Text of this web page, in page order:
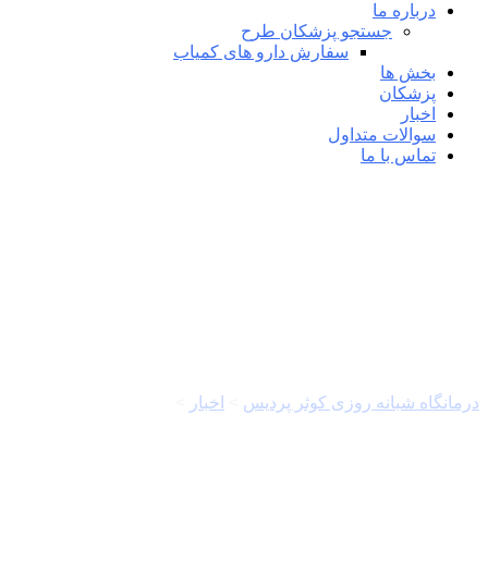
درباره ما
جستجو پزشکان طرح
سفارش دارو های کمیاب
بخش ها
پزشکان
اخبار
سوالات متداول
تماس با ما
درمانگاه شبانه روزی کوثر پردیس اخبار